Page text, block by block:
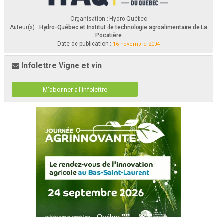
. . . . . . . . . . . . . . . . . . . . . . . . . . . . . . . . . . . . . . . . . . . . . .
Les usages multiples des moteurs
en milieu agricole . . . . . . . . . . . . . . . . . . . . . . . . . . . . . . . . . . . . . . . .
stallation type moteur-application . . . . . . . . . . . . . . . . . .
Le choix du moteur électrique efficace
L’application visée. . . . . . . . . . . . . . . . . . . . . . . . . . . . . . . . . . 8
. . . . . . . . . . . . . . . . . . . . . . . . . . 10
L’enviro nnement . . . . . . . . . . . . . . . . . . . . . . . . . . . . . . . . . . 12
. . . . . . . . . . . . . . . . . . . . . . . . . . . . . 14
La plaque signalétique . . . . . . . . . . . . . . . . . . . . . . . . . . . . 16
Table des matières
Organisation : Hydro-Québec
Auteur(s) : Hydro-Québec et Institut de technologie agroalimentaire de La
Pocatière
Date de publication : 16 novembre 2004
Infolettre Vigne et vin
M'abonner à l'infolettre